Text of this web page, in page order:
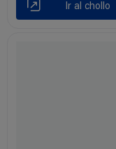
Ir al chollo